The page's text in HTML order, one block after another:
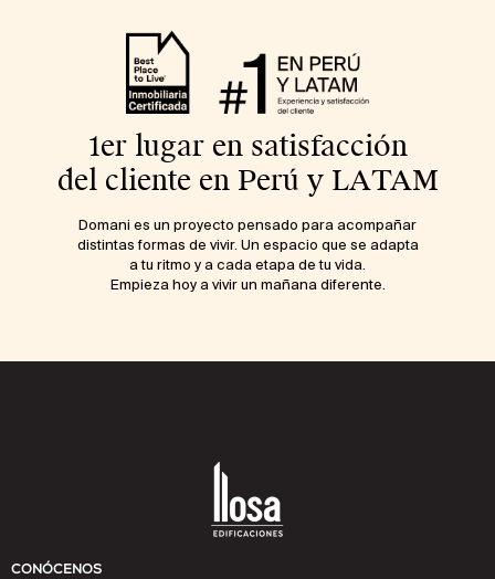
1er lugar en satisfacción
del cliente en Perú y LATAM
Domani es un proyecto pensado para acompañar
distintas formas de vivir. Un espacio que se adapta
a tu ritmo y a cada etapa de tu vida.
Empieza hoy a vivir un mañana diferente.
CONÓCENOS